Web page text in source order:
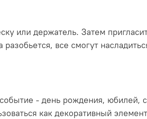
или держатель. Затем
разобьется, все смогут
- день рождения, юбилей,
как декоративный